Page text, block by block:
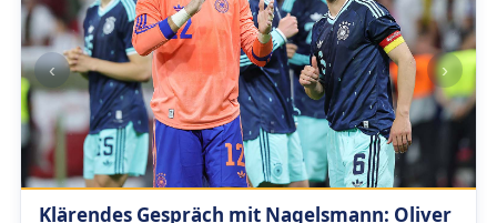
Klärendes Gespräch mit Nagelsmann: Oliver
‹ ›